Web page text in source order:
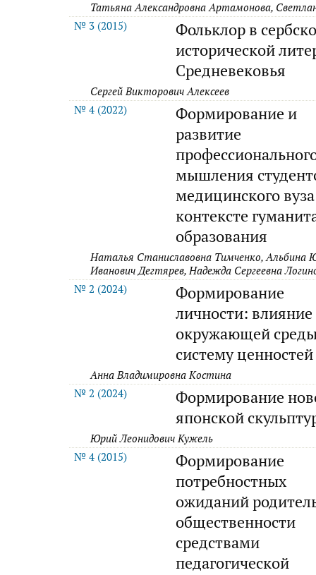
Татьяна Александровна Артамонова,
№ 3 (2015)
Фольклор в
исторической
Средневековья
Сергей Викторович Алексеев
№ 4 (2022)
Формирование и
развитие
мышления
медицинского
контексте
образования
Наталья Станиславовна Тимченко, Альбина
Иванович Дегтярев, Надежда Сергеевна
№ 2 (2024)
Формирование
личности: влияние
окружающей
систему ценностей
Анна Владимировна Костина
№ 2 (2024)
Формирование
японской
Юрий Леонидович Кужель
№ 4 (2015)
Формирование
потребностных
ожиданий
общественности
средствами
педагогической